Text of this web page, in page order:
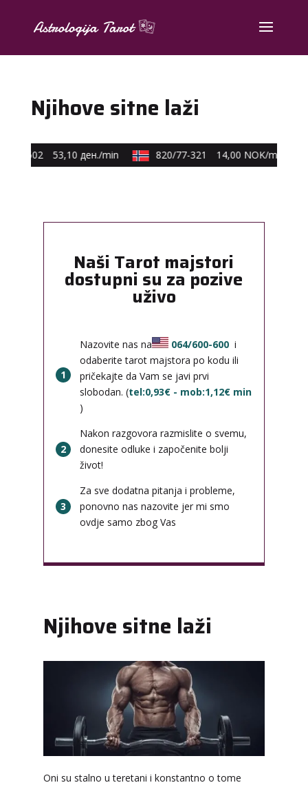
Njihove sitne laži
53,10 ден./min 820/77-321 14,00 NOK/min
Naši Tarot majstori
dostupni su za pozive
uživo
1
Nazovite nas na 064/600-600 i
odaberite tarot majstora po kodu ili
pričekajte da Vam se javi prvi
slobodan. (tel:0,93€ - mob:1,12€ min
)
2
Nakon razgovora razmislite o svemu,
donesite odluke i započenite bolji
život!
3
Za sve dodatna pitanja i probleme,
ponovno nas nazovite jer mi smo
ovdje samo zbog Vas
Njihove sitne laži
Oni su stalno u teretani i konstantno o tome